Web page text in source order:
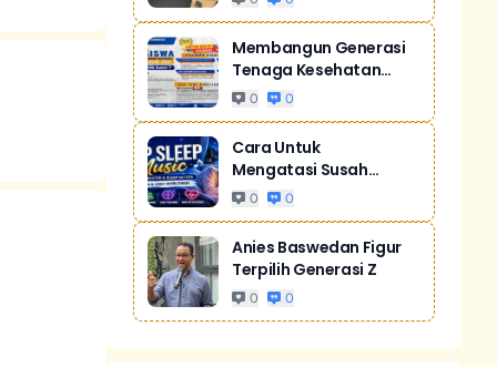
Membangun Generasi
Tenaga Kesehatan
Unggul Dan Men...
0 0
Cara Untuk
Mengatasi Susah
Tidur Akibat Stres
0 0
Anies Baswedan Figur
Terpilih Generasi Z
0 0